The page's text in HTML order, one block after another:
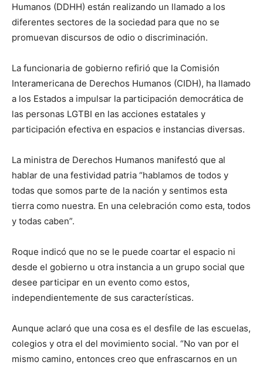
Humanos (DDHH) están realizando un llamado a los
diferentes sectores de la sociedad para que no se
promuevan discursos de odio o discriminación.
La funcionaria de gobierno refirió que la Comisión
Interamericana de Derechos Humanos (CIDH), ha llamado
a los Estados a impulsar la participación democrática de
las personas LGTBI en las acciones estatales y
participación efectiva en espacios e instancias diversas.
La ministra de Derechos Humanos manifestó que al
hablar de una festividad patria “hablamos de todos y
todas que somos parte de la nación y sentimos esta
tierra como nuestra. En una celebración como esta, todos
y todas caben”.
Roque indicó que no se le puede coartar el espacio ni
desde el gobierno u otra instancia a un grupo social que
desee participar en un evento como estos,
independientemente de sus características.
Aunque aclaró que una cosa es el desfile de las escuelas,
colegios y otra el del movimiento social. “No van por el
mismo camino, entonces creo que enfrascarnos en un